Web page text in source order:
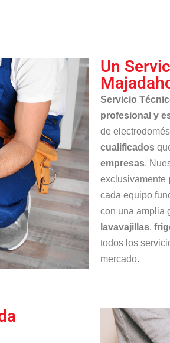
Un
Servicio
profesional y
de
cualificados
empresas.
exclusivamente
cada equipo
con una amplia
lavavajillas,
todos los
mercado.